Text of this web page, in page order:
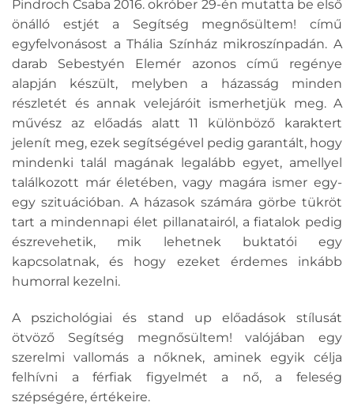
Pindroch Csaba 2016. okróber 29-én mutatta be első
önálló estjét a Segítség megnősültem! című
egyfelvonásost a Thália Színház mikroszínpadán. A
darab Sebestyén Elemér azonos című regénye
alapján készült, melyben a házasság minden
részletét és annak velejáróit ismerhetjük meg. A
művész az előadás alatt 11 különböző karaktert
jelenít meg, ezek segítségével pedig garantált, hogy
mindenki talál magának legalább egyet, amellyel
találkozott már életében, vagy magára ismer egy-
egy szituációban. A házasok számára görbe tükröt
tart a mindennapi élet pillanatairól, a fiatalok pedig
észrevehetik, mik lehetnek buktatói egy
kapcsolatnak, és hogy ezeket érdemes inkább
humorral kezelni.
A pszichológiai és stand up előadások stílusát
ötvöző Segítség megnősültem! valójában egy
szerelmi vallomás a nőknek, aminek egyik célja
felhívni a férfiak figyelmét a nő, a feleség
szépségére, értékeire.